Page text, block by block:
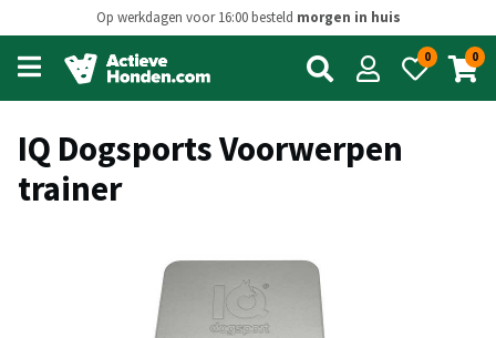
Op werkdagen voor 16:00 besteld morgen in huis
Open
main
menu
0 0
IQ Dogsports Voorwerpen
trainer